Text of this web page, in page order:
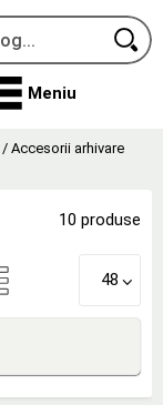
Meniu
/ Accesorii arhivare
10 produse
48